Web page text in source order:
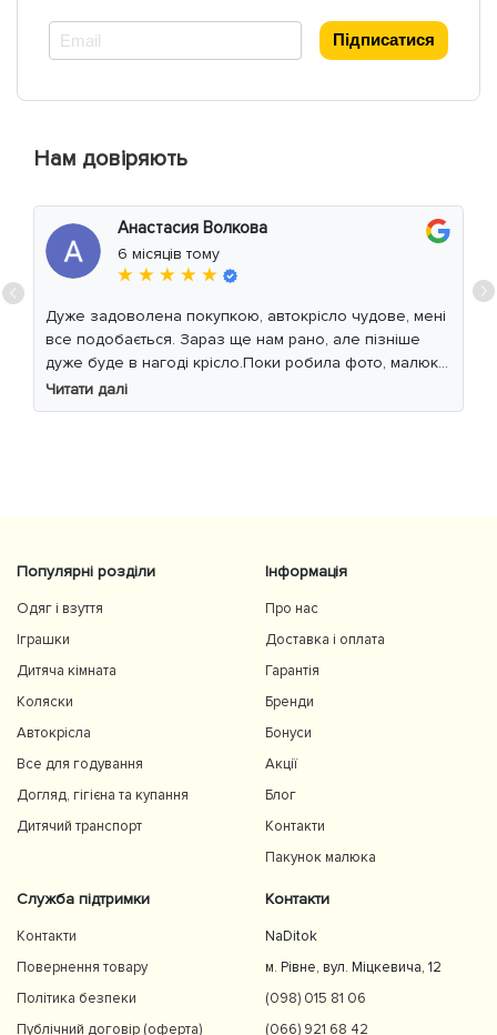
Підписатися
Нам довіряють
Анастасия Волкова
6 місяців тому
★ ★ ★ ★ ★
Дуже задоволена покупкою, автокрісло чудове, мені
все подобається. Зараз ще нам рано, але пізніше
дуже буде в нагоді крісло.Поки робила фото, малюк
уважно читав інструкцію 😁
Читати далі
Популярні розділи
Одяг і взуття
Іграшки
Дитяча кімната
Коляски
Автокрісла
Все для годування
Догляд, гігієна та купання
Дитячий транспорт
Інформація
Про нас
Доставка і оплата
Гарантія
Бренди
Бонуси
Акції
Блог
Контакти
Пакунок малюка
Служба підтримки
Контакти
Повернення товару
Політика безпеки
Публічний договір (оферта)
Контакти
NaDitok
м. Рівне, вул. Міцкевича, 12
(098) 015 81 06
(066) 921 68 42